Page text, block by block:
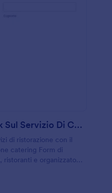
Modulo Di Feedback Sul Servizio Di Catering
di ristorazione con il
catering Form di
e organizzatori